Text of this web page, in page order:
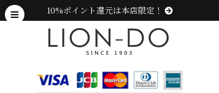
10%ポイント還元は本店限定！